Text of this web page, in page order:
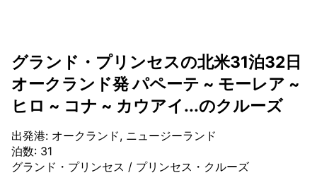
グランド・プリンセスの北米31泊32日
オークランド発 パペーテ ~ モーレア ~
ヒロ ~ コナ ~ カウアイ...のクルーズ
出発港: オークランド, ニュージーランド
泊数: 31
グランド・プリンセス / プリンセス・クルーズ